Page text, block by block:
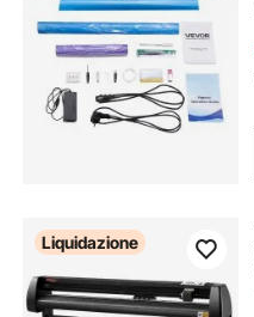
Liquidazione